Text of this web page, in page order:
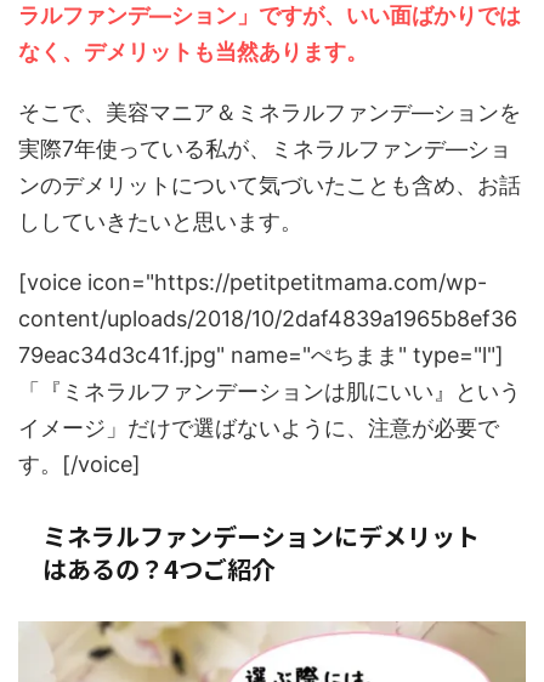
ラルファンデ―ション」ですが、いい面ばかりでは
なく、デメリットも当然あります。
そこで、美容マニア＆ミネラルファンデ―ションを
実際7年使っている私が、ミネラルファンデ―ショ
ンのデメリットについて気づいたことも含め、お話
ししていきたいと思います。
[voice icon="https://petitpetitmama.com/wp-
content/uploads/2018/10/2daf4839a1965b8ef36
79eac34d3c41f.jpg" name="ぺちまま" type="l"]
「『ミネラルファンデーションは肌にいい』という
イメージ」だけで選ばないように、注意が必要で
す。[/voice]
ミネラルファンデーションにデメリット
はあるの？4つご紹介